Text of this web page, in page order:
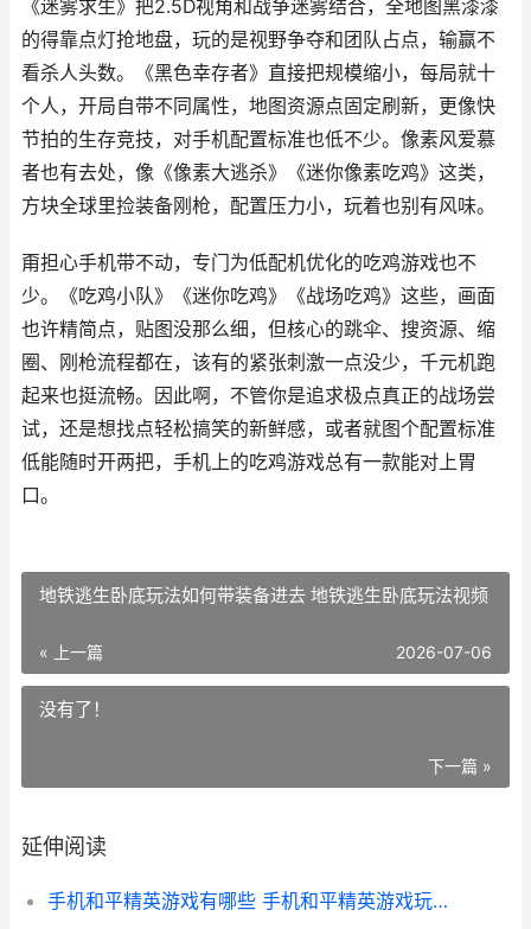
《迷雾求生》把2.5D视角和战争迷雾结合，全地图黑漆漆
的得靠点灯抢地盘，玩的是视野争夺和团队占点，输赢不
看杀人头数。《黑色幸存者》直接把规模缩小，每局就十
个人，开局自带不同属性，地图资源点固定刷新，更像快
节拍的生存竞技，对手机配置标准也低不少。像素风爱慕
者也有去处，像《像素大逃杀》《迷你像素吃鸡》这类，
方块全球里捡装备刚枪，配置压力小，玩着也别有风味。
甭担心手机带不动，专门为低配机优化的吃鸡游戏也不
少。《吃鸡小队》《迷你吃鸡》《战场吃鸡》这些，画面
也许精简点，贴图没那么细，但核心的跳伞、搜资源、缩
圈、刚枪流程都在，该有的紧张刺激一点没少，千元机跑
起来也挺流畅。因此啊，不管你是追求极点真正的战场尝
试，还是想找点轻松搞笑的新鲜感，或者就图个配置标准
低能随时开两把，手机上的吃鸡游戏总有一款能对上胃
口。
地铁逃生卧底玩法如何带装备进去 地铁逃生卧底玩法视频
« 上一篇 2026-07-06
没有了！
下一篇 »
延伸阅读
手机和平精英游戏有哪些 手机和平精英游戏玩久了手会有什么伤害